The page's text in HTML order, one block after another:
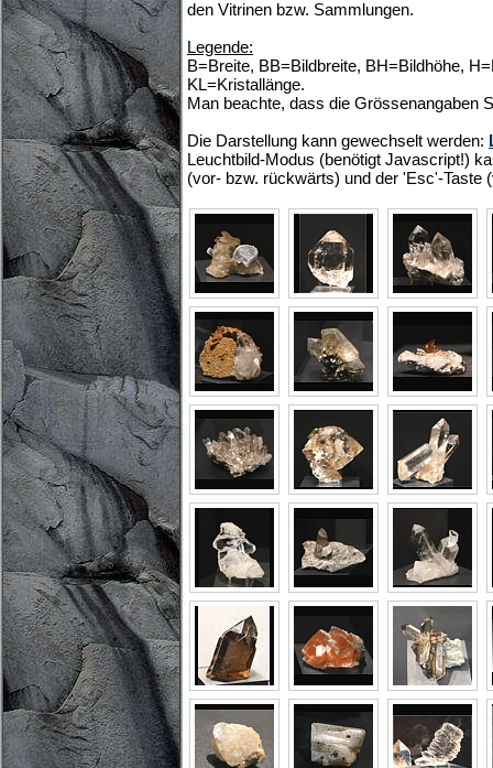
den Vitrinen bzw. Sammlungen.
Legende:
B=Breite, BB=Bildbreite, BH=Bildhöhe,
KL=Kristallänge.
Man beachte, dass die Grössenangaben
Die Darstellung kann gewechselt werden:
Leuchtbild-Modus (benötigt Javascript!)
(vor- bzw. rückwärts) und der 'Esc'-Taste